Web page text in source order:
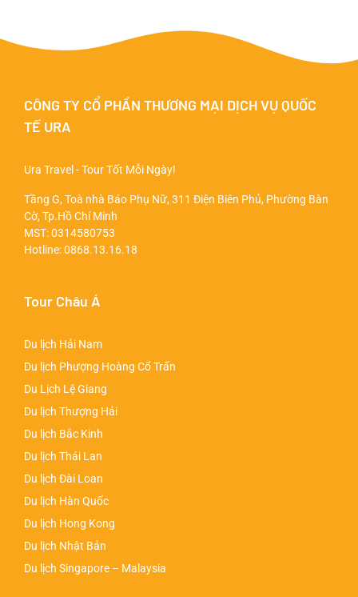
CÔNG TY CỔ PHẦN THƯƠNG MẠI DỊCH VỤ QUỐC
TẾ URA
Ura Travel - Tour Tốt Mỗi Ngày!
Tầng G, Toà nhà Báo Phụ Nữ, 311 Điện Biên Phủ, Phường Bàn
Cờ, Tp.Hồ Chí Minh
MST: 0314580753
Hotline:0868.13.16.18
Tour Châu Á
Du lịch Hải Nam
Du lịch Phượng Hoàng Cổ Trấn
Du Lịch Lệ Giang
Du lịch Thượng Hải
Du lịch Bắc Kinh
Du lịch Thái Lan
Du lịch Đài Loan
Du lịch Hàn Quốc
Du lịch Hong Kong
Du lịch Nhật Bản
Du lịch Singapore – Malaysia